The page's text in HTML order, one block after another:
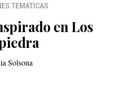
TEMATICAS
en Los
Solsona